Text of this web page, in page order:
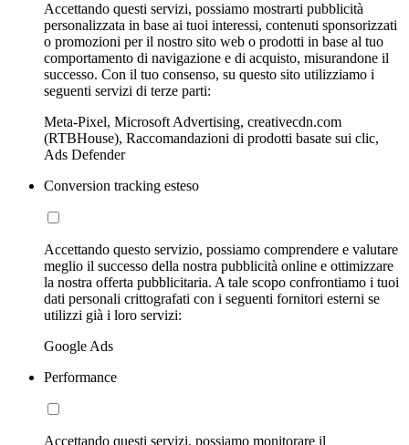
Accettando questi servizi, possiamo mostrarti pubblicità
personalizzata in base ai tuoi interessi, contenuti sponsorizzati
o promozioni per il nostro sito web o prodotti in base al tuo
comportamento di navigazione e di acquisto, misurandone il
successo. Con il tuo consenso, su questo sito utilizziamo i
seguenti servizi di terze parti:
Meta-Pixel, Microsoft Advertising, creativecdn.com
(RTBHouse), Raccomandazioni di prodotti basate sui clic,
Ads Defender
Conversion tracking esteso
Accettando questo servizio, possiamo comprendere e valutare
meglio il successo della nostra pubblicità online e ottimizzare
la nostra offerta pubblicitaria. A tale scopo confrontiamo i tuoi
dati personali crittografati con i seguenti fornitori esterni se
utilizzi già i loro servizi:
Google Ads
Performance
Accettando questi servizi, possiamo monitorare il